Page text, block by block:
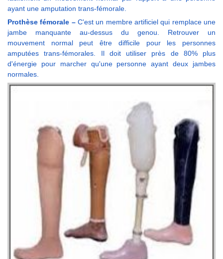
ayant une amputation trans-fémorale.
Prothèse fémorale – C'est un membre artificiel qui remplace une
jambe manquante au-dessus du genou. Retrouver un
mouvement normal peut être difficile pour les personnes
amputées trans-fémorales. Il doit utiliser près de 80% plus
d'énergie pour marcher qu'une personne ayant deux jambes
normales.